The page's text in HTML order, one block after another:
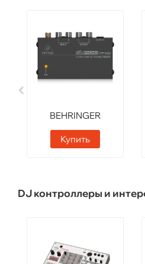
BEHRINGER
Купить
DJ контроллеры и